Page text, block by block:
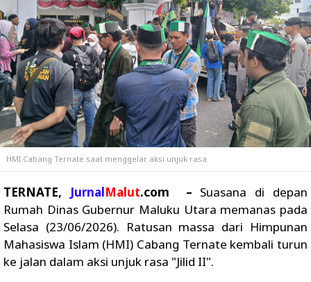
HMI Cabang Ternate saat menggelar aksi unjuk rasa
TERNATE, JurnalMalut.com – Suasana di depan
Rumah Dinas Gubernur Maluku Utara memanas pada
Selasa (23/06/2026). Ratusan massa dari Himpunan
Mahasiswa Islam (HMI) Cabang Ternate kembali turun
ke jalan dalam aksi unjuk rasa "Jilid II".